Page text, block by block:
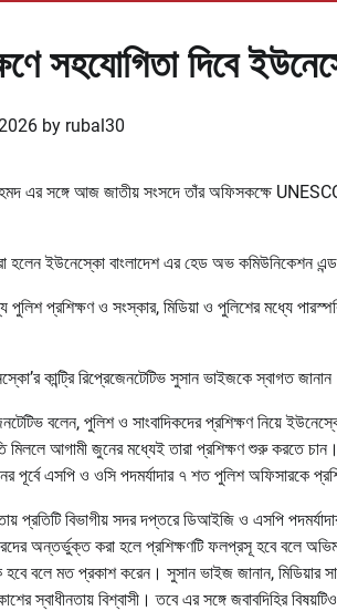
সহযোগিতা দিবে
by rubal30
আহমদ এর সঙ্গে আজ জাতীয় সংসদে তাঁর অফিসকক্ষে
হলেন ইউনেস্কো বাংলাদেশ এর হেড অভ কমিউনিকেশন
পুলিশ প্রশিক্ষণ ও সংস্কার, মিডিয়া ও পুলিশের মধ্যে
কান্ট্রি রিপ্রেজেনটেটিভ সুসান ভাইজকে স্বাগত
বলেন, পুলিশ ও সাংবাদিকদের প্রশিক্ষণ নিয়ে
মিললে আগামী জুনের মধ্যেই তারা প্রশিক্ষণ শুরু করতে
পূর্বে এসপি ও ওসি পদমর্যাদার ৭ শত পুলিশ অফিসারকে
প্রতিটি বিভাগীয় সদর দপ্তরে ডিআইজি ও এসপি
অন্তর্ভুক্ত করা হলে প্রশিক্ষণটি ফলপ্রসূ হবে বলে
হবে বলে মত প্রকাশ করেন। সুসান ভাইজ জানান,
স্বাধীনতায় বিশ্বাসী। তবে এর সঙ্গে জবাবদিহির